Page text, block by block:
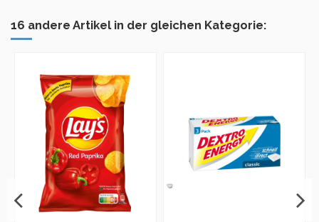
16 andere Artikel in der gleichen Kategorie: